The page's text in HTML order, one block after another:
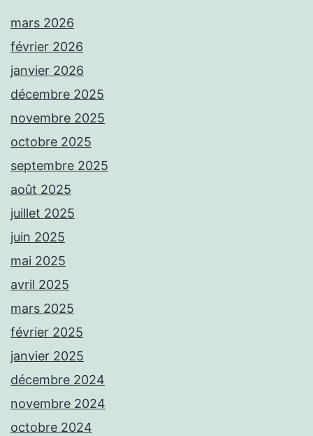
mars 2026
février 2026
janvier 2026
décembre 2025
novembre 2025
octobre 2025
septembre 2025
août 2025
juillet 2025
juin 2025
mai 2025
avril 2025
mars 2025
février 2025
janvier 2025
décembre 2024
novembre 2024
octobre 2024